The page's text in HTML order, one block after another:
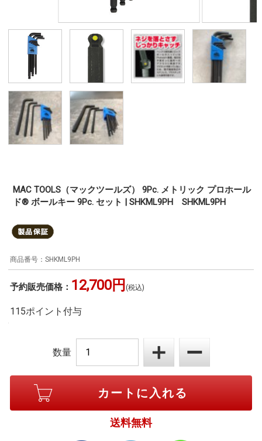
MAC TOOLS（マックツールズ） 9Pc. メトリック プロホール
ド® ボールキー 9Pc. セット | SHKML9PH SHKML9PH
SHKML9PH
予約販売価格： 12,700円 (税込)
115ポイント付与
数量
送料無料